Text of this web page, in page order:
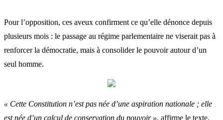
Pour l’opposition, ces aveux confirment ce qu’elle dénonce depuis
plusieurs mois : le passage au régime parlementaire ne viserait pas à
renforcer la démocratie, mais à consolider le pouvoir autour d’un
seul homme.
« Cette Constitution n’est pas née d’une aspiration nationale ; elle
est née d’un calcul de conservation du pouvoir », affirme le texte.